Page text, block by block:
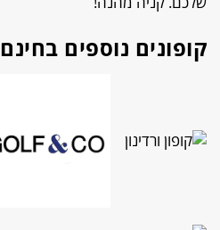
קופונים נוספים בחינם